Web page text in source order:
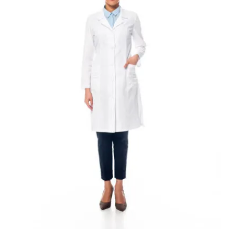
Empresa de jalecos para medicina
Empresa de jalecos para odontologia
Empresas de jaleco em sp
Fábrica de fardamento hospitalar
Fábrica de jalecos para faculdades